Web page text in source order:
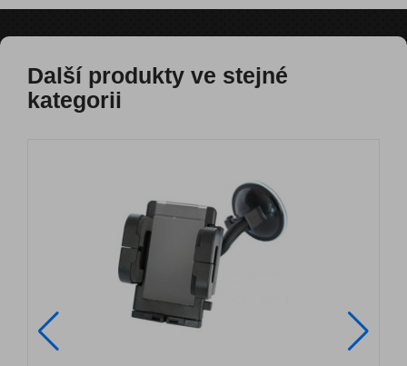
Další produkty ve stejné
kategorii